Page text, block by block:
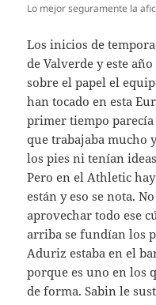
Lo mejor seguramente la
Los inicios de
de Valverde y este
sobre el papel el
han tocado en esta
primer tiempo
que trabajaba mucho
los pies ni tenían
Pero en el Athletic
están y eso se nota.
aprovechar todo ese
arriba se fundían los
Aduriz estaba en el
porque es uno en los
de forma. Sabin le